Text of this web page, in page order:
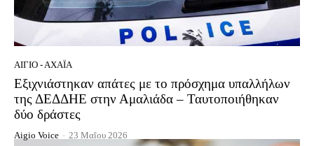
ΑΊΓΙΟ - ΑΧΑΪ́Α
Εξιχνιάστηκαν απάτες με το πρόσχημα υπαλλήλων
της ΔΕΔΔΗΕ στην Αμαλιάδα – Ταυτοποιήθηκαν
δύο δράστες
Aigio Voice - 23 Μαΐου 2026